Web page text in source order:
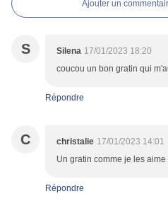
Ajouter un
S Silena 17/01/2023 18:20
coucou un bon gratin qui
Répondre
C christalie 17/01/2023 14:01
Un gratin comme je les
Répondre